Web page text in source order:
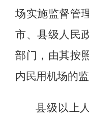
场实施监督管
市、县级人民
部门，由其按
内民用机场的监
县级以上